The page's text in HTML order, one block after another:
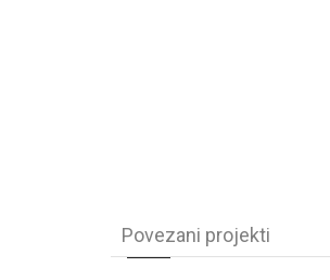
Povezani projekti